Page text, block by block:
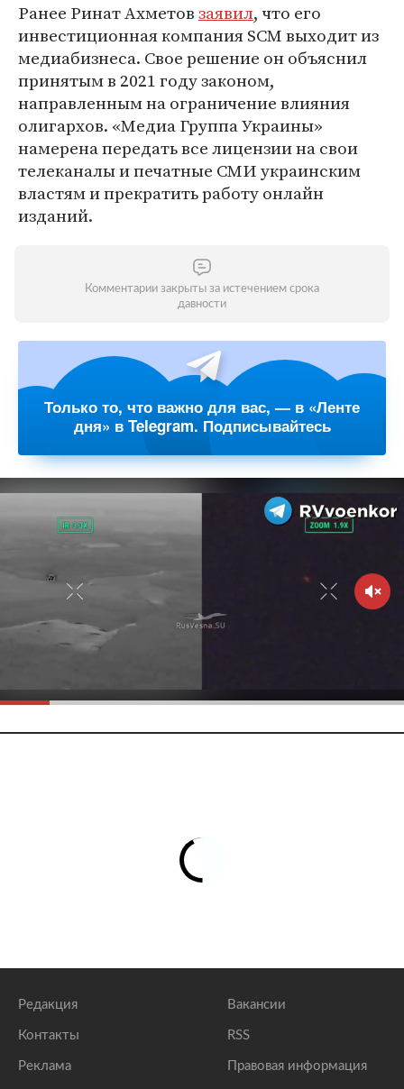
Ранее Ринат Ахметовзаявил, что его
инвестиционная компания SCM выходит из
медиабизнеса. Свое решение он объяснил
принятым в 2021 году законом,
направленным на ограничение влияния
олигархов. «Медиа Группа Украины»
намерена передать все лицензии на свои
телеканалы и печатные СМИ украинским
властям и прекратить работу онлайн
изданий.
Комментарии закрыты за истечением срока
давности
Только то, что важно для вас, — в «Ленте
дня» в Telegram. Подписывайтесь
Редакция
Контакты
Реклама
Вакансии
RSS
Правовая информация